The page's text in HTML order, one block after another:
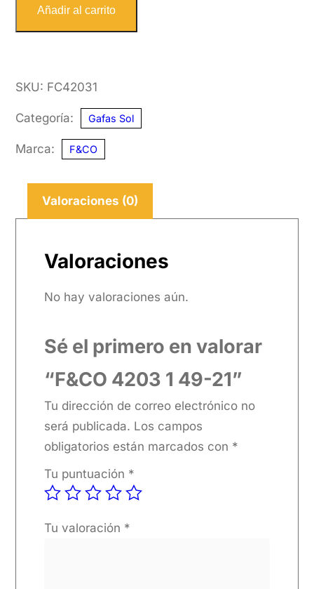
Añadir al carrito
SKU: FC42031
Categoría: Gafas Sol
Marca: F&CO
Valoraciones (0)
Valoraciones
No hay valoraciones aún.
Sé el primero en valorar
“F&CO 4203 1 49-21”
Tu dirección de correo electrónico no
será publicada. Los campos
obligatorios están marcados con *
Tu puntuación *
Tu valoración *